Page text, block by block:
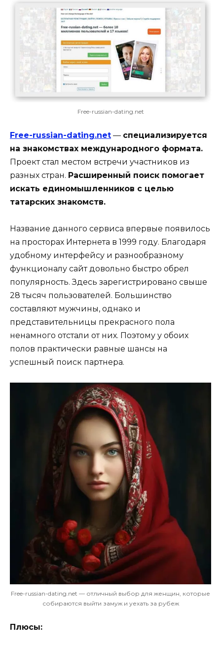
Free-russian-dating.net
Free-russian-dating.net — специализируется
на знакомствах международного формата.
Проект стал местом встречи участников из
разных стран. Расширенный поиск помогает
искать единомышленников с целью
татарских знакомств.
Название данного сервиса впервые появилось
на просторах Интернета в 1999 году. Благодаря
удобному интерфейсу и разнообразному
функционалу сайт довольно быстро обрел
популярность. Здесь зарегистрировано свыше
28 тысяч пользователей. Большинство
составляют мужчины, однако и
представительницы прекрасного пола
ненамного отстали от них. Поэтому у обоих
полов практически равные шансы на
успешный поиск партнера.
Free-russian-dating.net — отличный выбор для женщин, которые
собираются выйти замуж и уехать за рубеж
Плюсы: